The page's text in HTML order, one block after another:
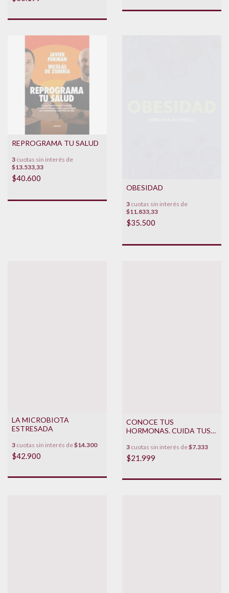
REPROGRAMA TU SALUD
3 cuotas sin interés de
$13.533,33
$40.600
OBESIDAD
3 cuotas sin interés de
$11.833,33
$35.500
LA MICROBIOTA
ESTRESADA
3 cuotas sin interés de$14.300
$42.900
CONOCE TUS
HORMONAS. CUIDA TUS
3 cuotas sin interés de$7.333
$21.999